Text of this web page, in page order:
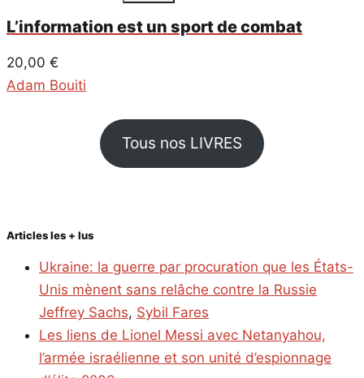
L’information est un sport de combat
20,00 €
Adam Bouiti
Tous nos LIVRES
Articles les + lus
Ukraine: la guerre par procuration que les États-
Unis mènent sans relâche contre la Russie
Jeffrey Sachs, Sybil Fares
Les liens de Lionel Messi avec Netanyahou,
l’armée israélienne et son unité d’espionnage